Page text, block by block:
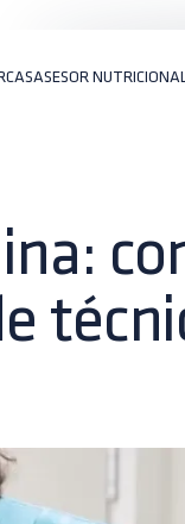
ASESOR NUTRICIONAL